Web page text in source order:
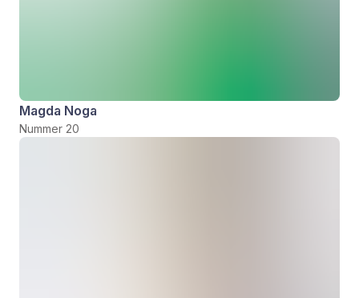
Magda Noga
Nummer 20